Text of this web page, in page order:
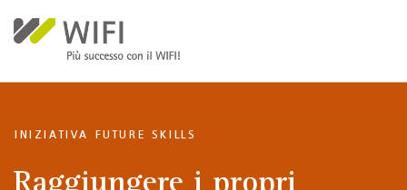
INIZIATIVA FUTURE SKILLS
Raggiungere i propri